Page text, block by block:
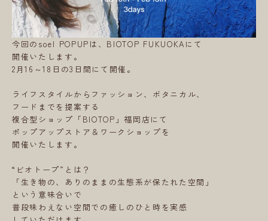
今回のsoel POPUPは、BIOTOP FUKUOKAにて
開催いたします。
2月16～18日の3日間にて開催。
ライフスタイルからファッション、ボタニカル、
フードまでを提案する
複合型ショップ「BIOTOP」福岡店にて
ポップアップストア＆ワークショップを
開催いたします。
“ビオトープ”とは？
「生き物の、ありのままの生態系が保たれた空間」
という意味合いで
普段味わえない空間での癒しのひと時を実感